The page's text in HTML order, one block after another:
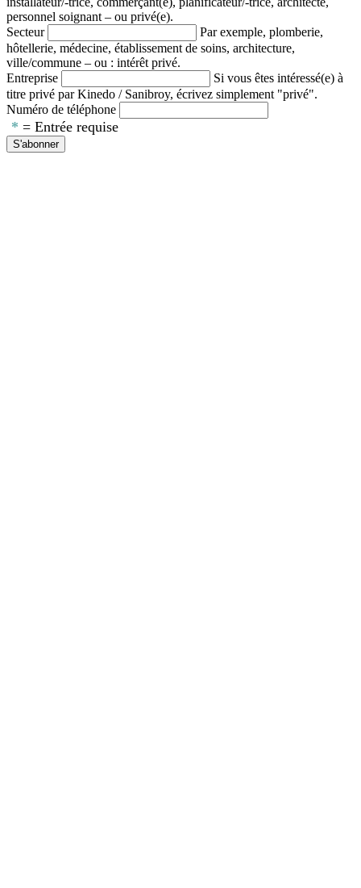
personnel soignant – ou privé(e).
Secteur
Par exemple, plomberie,
hôtellerie, médecine, établissement de soins, architecture,
ville/commune – ou : intérêt privé.
Entreprise
Si vous êtes intéressé(e) à
titre privé par Kinedo / Sanibroy, écrivez simplement "privé".
Numéro de téléphone
* = Entrée requise